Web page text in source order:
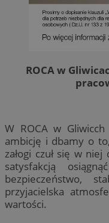
ROCA w
W ROCA w
ambicję i dbamy o
załogi czuł się w
satysfakcją
bezpieczeństwo,
przyjacielska
wartości.